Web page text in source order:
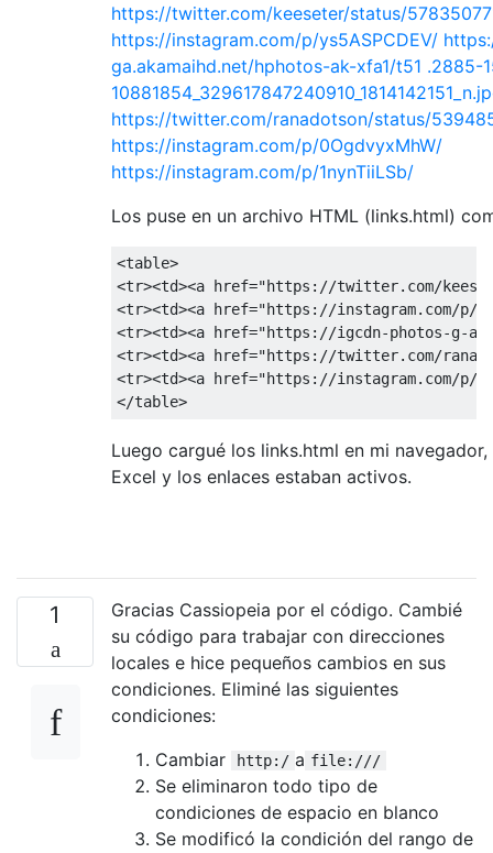
https://twitter.com/keeseter/status/
https://instagram.com/p/ys5ASPCDEV/
ga.akamaihd.net/hphotos-ak-xfa1/t51 .2885-
https://twitter.com/ranadotson/status/
https://instagram.com/p/0OgdvyxMhW/
https://instagram.com/p/1nynTiiLSb/
Los puse en un archivo HTML (links.html)
<table>
<tr><td><a href="https://twitter.com/
<tr><td><a href="https://instagram.com/p/
<tr><td><a href="https://igcdn-photos-g-
<tr><td><a href="https://twitter.com/
<tr><td><a href="https://instagram.com/p/
Luego cargué los links.html en mi
Excel y los enlaces estaban activos.
1
Gracias Cassiopeia por el código. Cambié
su código para trabajar con direcciones
locales e hice pequeños cambios en sus
condiciones. Eliminé las siguientes
condiciones:
Cambiar
http:/ a file:///
Se eliminaron todo tipo de
condiciones de espacio en blanco
Se modificó la condición del rango de